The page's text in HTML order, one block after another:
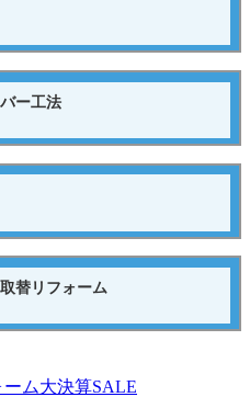
ー工法
替リフォーム
ム大決算SALE